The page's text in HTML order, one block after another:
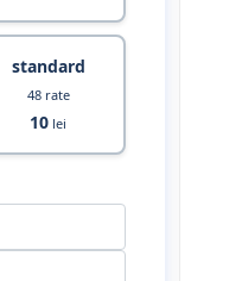
standard
48 rate
10 lei